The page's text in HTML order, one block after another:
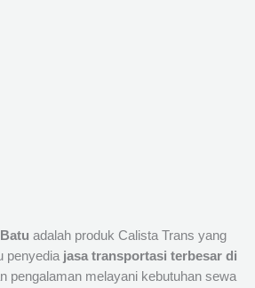
adalah produk Calista Trans yang
penyedia jasa transportasi terbesar di
pengalaman melayani kebutuhan sewa